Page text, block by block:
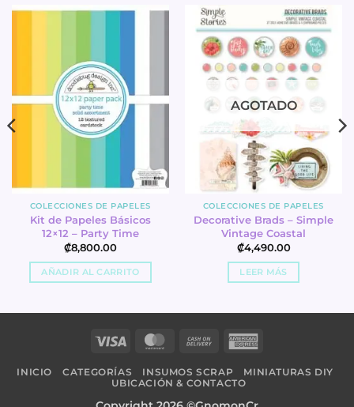
COLECCIONES DE PAPELES
Kit de Papeles Básicos
12×12 – Party Time
₡8,800.00
AÑADIR AL CARRITO
AGOTADO
COLECCIONES DE PAPELES
Decorative Brads – Simple
Vintage Coastal
₡4,490.00
LEER MÁS
Visa MasterCard
Cash
Delivery
INICIO CATEGORÍAS INSUMOS SCRAP
MINIATURAS DIY
UBICACIÓN & CONTACTO